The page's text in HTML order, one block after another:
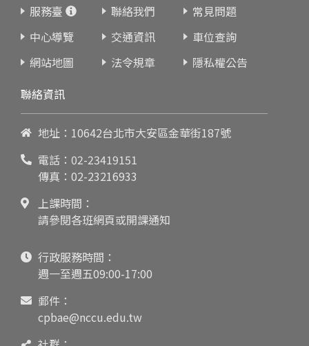
服務臺
聯絡我們
常見問題
中心導覽
交通資訊
車位查詢
網站地圖
法令規章
隱私權公告
聯絡資訊
地址：10642台北市大安區金華街187號
電話： 02-23419151
傳真：02-23216933
上課時間：
請參閱各班網頁或開課通知
行政服務時間：
週一至週五09:00-17:00
郵件：
cpbae@nccu.edu.tw